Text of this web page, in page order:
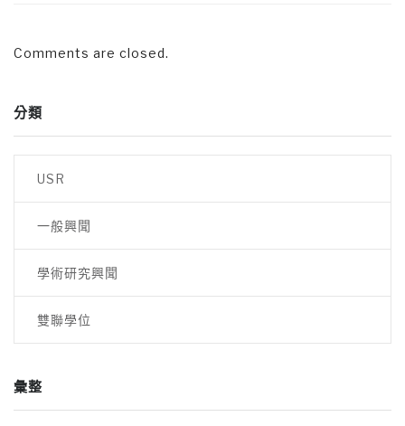
Comments are closed.
分類
USR
一般興聞
學術研究興聞
雙聯學位
彙整